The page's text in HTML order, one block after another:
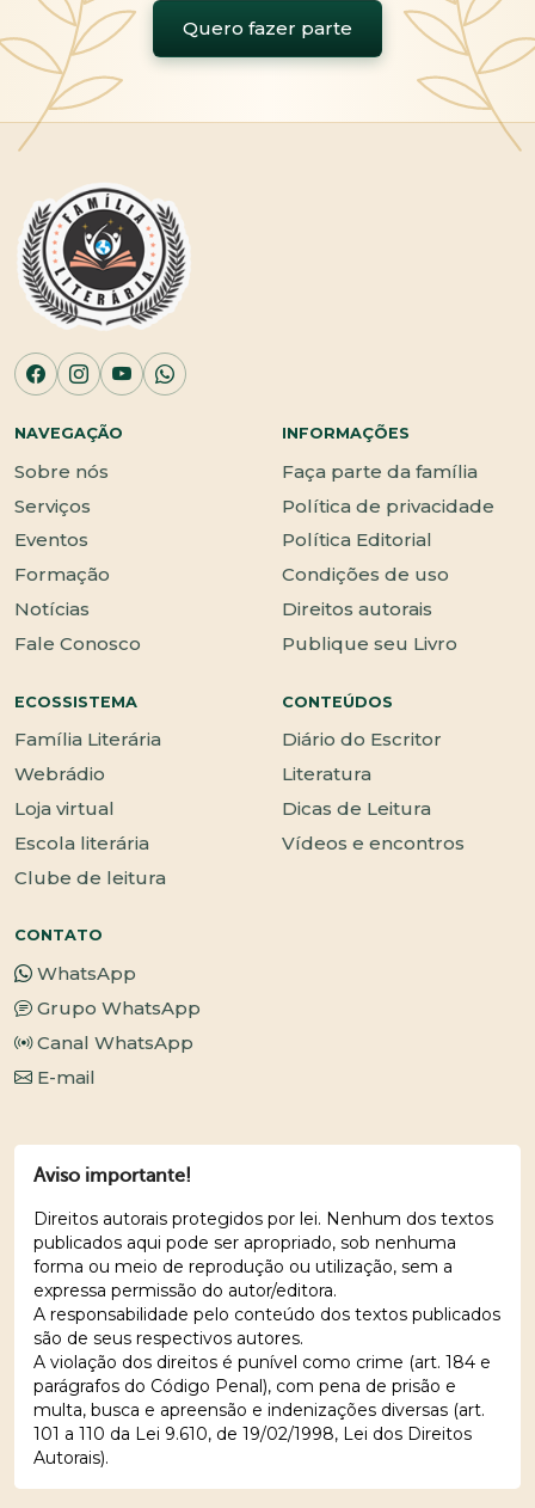
Quero fazer parte
NAVEGAÇÃO
Sobre nós
Serviços
Eventos
Formação
Notícias
Fale Conosco
INFORMAÇÕES
Faça parte da família
Política de privacidade
Política Editorial
Condições de uso
Direitos autorais
Publique seu Livro
ECOSSISTEMA
Família Literária
Webrádio
Loja virtual
Escola literária
Clube de leitura
CONTEÚDOS
Diário do Escritor
Literatura
Dicas de Leitura
Vídeos e encontros
CONTATO
WhatsApp
Grupo WhatsApp
Canal WhatsApp
E-mail
Aviso importante!
Direitos autorais protegidos por lei. Nenhum dos textos
publicados aqui pode ser apropriado, sob nenhuma
forma ou meio de reprodução ou utilização, sem a
expressa permissão do autor/editora.
A responsabilidade pelo conteúdo dos textos publicados
são de seus respectivos autores.
A violação dos direitos é punível como crime (art. 184 e
parágrafos do Código Penal), com pena de prisão e
multa, busca e apreensão e indenizações diversas (art.
101 a 110 da Lei 9.610, de 19/02/1998, Lei dos Direitos
Autorais).